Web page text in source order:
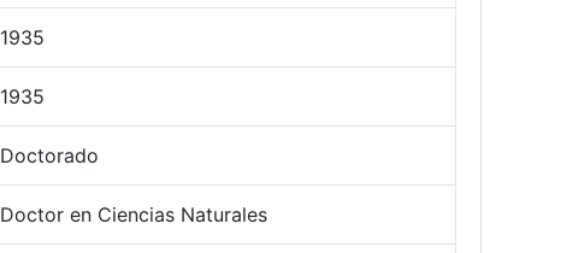
1935
1935
Doctorado
Doctor en Ciencias Naturales